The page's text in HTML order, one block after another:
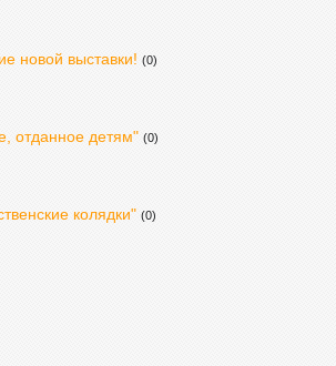
новой выставки! (0)
отданное детям" (0)
колядки" (0)